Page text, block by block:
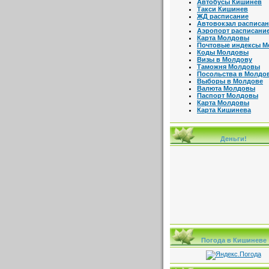
Автобусы Кишинев
Такси Кишинев
ЖД расписание
Автовокзал
Аэропорт
Карта Молдовы
Почтовые индексы
Коды Молдовы
Визы в Молдову
Таможня Молдовы
Посольства в
Выборы в Молдове
Валюта Молдовы
Паспорт Молдовы
Карта Молдовы
Карта Кишинева
Деньги!
Погода в Кишиневе